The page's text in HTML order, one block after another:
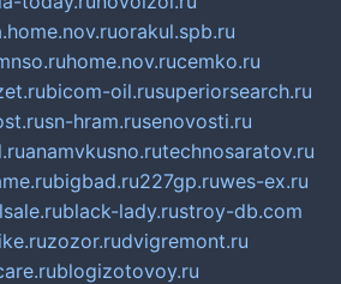
orakul.spb.ru
home.nov.rucemko.ru
bicom-oil.rusuperiorsearch.ru
sn-hram.rusenovosti.ru
anamvkusno.rutechnosaratov.ru
bigbad.ru227gp.ruwes-ex.ru
black-lady.rustroy-db.com
zozor.rudvigremont.ru
blogizotovoy.ru